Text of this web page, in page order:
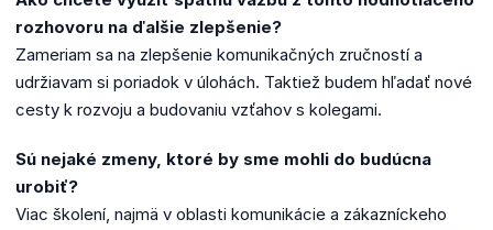
rozhovoru na ďalšie zlepšenie?
Zameriam sa na zlepšenie komunikačných zručností a
udržiavam si poriadok v úlohách. Taktiež budem hľadať nové
cesty k rozvoju a budovaniu vzťahov s kolegami.
Sú nejaké zmeny, ktoré by sme mohli do budúcna
urobiť?
Viac školení, najmä v oblasti komunikácie a zákazníckeho